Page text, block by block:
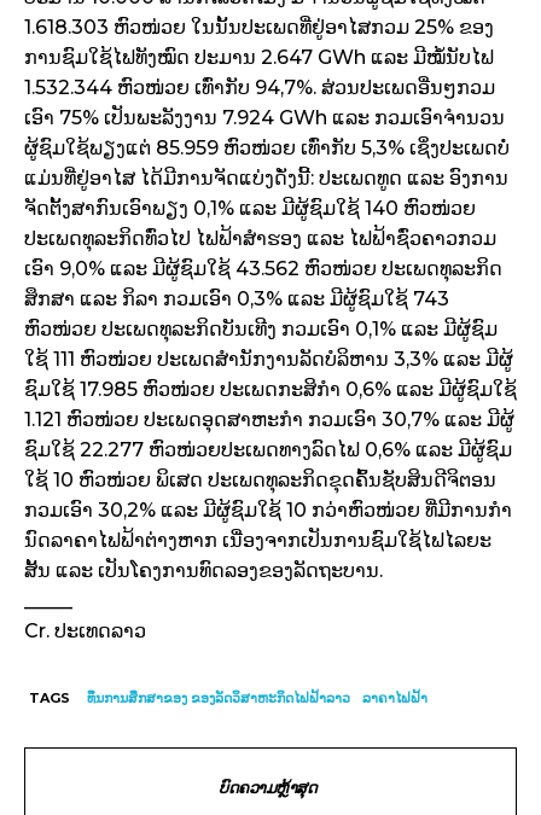
1.618.303 ຫົວໜ່ວຍ ໃນນັ້ນປະເພດທີ່ຢູ່ອາໄສກວມ 25% ຂອງ
ການຊົມໃຊ້ໄຟທັງໝົດ ປະມານ 2.647 GWh ແລະ ມີໝໍ້ນັບໄຟ
1.532.344 ຫົວໜ່ວຍ ເທົ່າກັບ 94,7%. ສ່ວນປະເພດອື່ນໆກວມ
ເອົາ 75% ເປັນພະລັງງານ 7.924 GWh ແລະ ກວມເອົາຈໍານວນ
ຜູ້ຊົມໃຊ້ພຽງແຕ່ 85.959 ຫົວໜ່ວຍ ເທົ່າກັບ 5,3% ເຊິ່ງປະເພດບໍ່
ແມ່ນທີ່ຢູ່ອາໄສ ໄດ້ມີການຈັດແບ່ງດັ່ງນີ້: ປະເພດທູດ ແລະ ອົງການ
ຈັດຕັ້ງສາກົນເອົາພຽງ 0,1% ແລະ ມີຜູ້ຊົມໃຊ້ 140 ຫົວໜ່ວຍ
ປະເພດທຸລະກິດທົ່ວໄປ ໄຟຟ້າສໍາຮອງ ແລະ ໄຟຟ້າຊົ່ວຄາວກວມ
ເອົາ 9,0% ແລະ ມີຜູ້ຊົມໃຊ້ 43.562 ຫົວໜ່ວຍ ປະເພດທຸລະກິດ
ສຶກສາ ແລະ ກິລາ ກວມເອົາ 0,3% ແລະ ມີຜູ້ຊົມໃຊ້ 743
ຫົວໜ່ວຍ ປະເພດທຸລະກິດບັນເທີງ ກວມເອົາ 0,1% ແລະ ມີຜູ້ຊົມ
ໃຊ້ 111 ຫົວໜ່ວຍ ປະເພດສໍານັກງານລັດບໍລິຫານ 3,3% ແລະ ມີຜູ້
ຊົມໃຊ້ 17.985 ຫົວໜ່ວຍ ປະເພດກະສິກໍາ 0,6% ແລະ ມີຜູ້ຊົມໃຊ້
1.121 ຫົວໜ່ວຍ ປະເພດອຸດສາຫະກຳ ກວມເອົາ 30,7% ແລະ ມີຜູ້
ຊົມໃຊ້ 22.277 ຫົວໜ່ວຍປະເພດທາງລົດໄຟ 0,6% ແລະ ມີຜູ້ຊົມ
ໃຊ້ 10 ຫົວໜ່ວຍ ພິເສດ ປະເພດທຸລະກິດຂຸດຄົ້ນຊັບສິນດີຈິຕອນ
ກວມເອົາ 30,2% ແລະ ມີຜູ້ຊົມໃຊ້ 10 ກວ່າຫົວໜ່ວຍ ທີ່ມີການກໍາ
ນົດລາຄາໄຟຟ້າຕ່າງຫາກ ເນື່ອງຈາກເປັນການຊົມໃຊ້ໄຟໄລຍະ
ສັ້ນ ແລະ ເປັນໂຄງການທົດລອງຂອງລັດຖະບານ.
_____
Cr. ປະເທດລາວ
TAGS ທຶນການສຶກສາຂອງ ຂອງລັດວິສາຫະກິດໄຟຟ້າລາວ ລາຄາໄຟຟ້າ
ບົດຄວາມຫຼ້າສຸດ